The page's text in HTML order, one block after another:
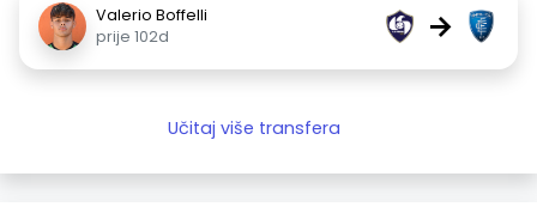
Valerio Boffelli
prije 102d
→
Učitaj više transfera